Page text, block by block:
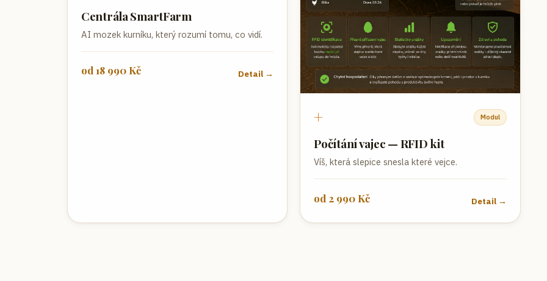
Centrála SmartFarm
AI mozek kurníku, který rozumí tomu, co vidí.
od 18 990 Kč Detail →
+ Modul
Počítání vajec — RFID kit
Víš, která slepice snesla které vejce.
od 2 990 Kč Detail →